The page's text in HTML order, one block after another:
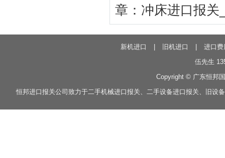
章： 冲床进口报关
新机进口 旧机进口
进口费
伍先生
Copyright © 广东恒邦
恒邦进口报关公司致力于二手机械进口报关、 二手设备进口报关、 旧设